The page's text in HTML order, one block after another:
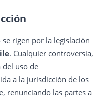
rigen por la legislación
. Cualquier controversia,
del uso de
a la jurisdicción de los
renunciando las partes a